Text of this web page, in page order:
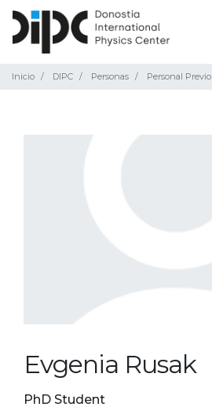
Inicio DIPC Personas Personal Previo
Evgenia Rusak
PhD Student